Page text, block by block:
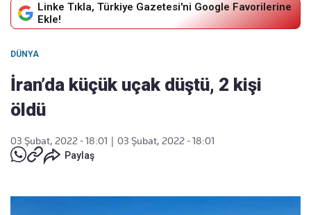
Linke Tıkla, Türkiye Gazetesi'ni Google Favorilerine
Ekle!
DÜNYA
İran’da küçük uçak düştü, 2 kişi
öldü
03 Şubat, 2022 - 18:01
03 Şubat, 2022 - 18:01
Paylaş